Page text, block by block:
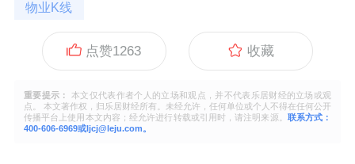
物业K线
点赞1263 收藏
重要提示：
本文仅代表作者个人的立场和观点，并不代表乐居财经的立场或观
点。 本文著作权，归乐居财经所有。未经允许，任何单位或个人不得在任何公开
传播平台上使用本文内容；经允许进行转载或引用时，请注明来源。 联系方式：
400-606-6969或ljcj@leju.com。